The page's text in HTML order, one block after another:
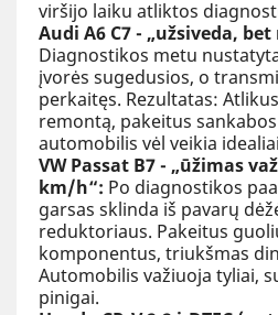
viršijo laiku atliktos
Audi A6 C7 - „užsiveda,
Diagnostikos metu
įvorės sugedusios, o
perkaitęs. Rezultatas:
remontą, pakeitus
automobilis vėl veikia
VW Passat B7 - „ūžimas
km/h“: Po diagnostikos
garsas sklinda iš pavarų
reduktoriaus. Pakeitus
komponentus, triukšmas
Automobilis važiuoja tyliai,
pinigai.